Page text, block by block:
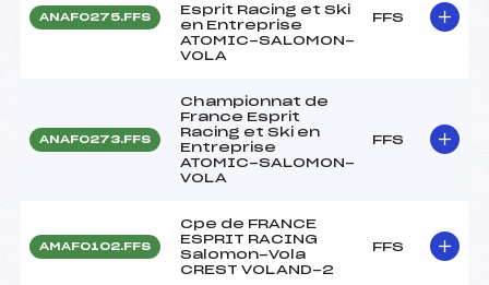
ANAF0275.FFS
Esprit Racing et Ski
en Entreprise
ATOMIC-SALOMON-
VOLA
FFS
ANAF0273.FFS
Championnat de
France Esprit
Racing et Ski en
Entreprise
ATOMIC-SALOMON-
VOLA
FFS
AMAF0102.FFS
Cpe de FRANCE
ESPRIT RACING
Salomon-Vola
CREST VOLAND-2
FFS